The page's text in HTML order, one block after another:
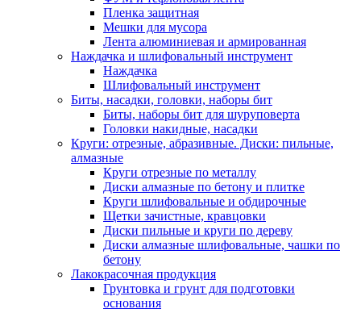
Пленка защитная
Мешки для мусора
Лента алюминиевая и армированная
Наждачка и шлифовальный инструмент
Наждачка
Шлифовальный инструмент
Биты, насадки, головки, наборы бит
Биты, наборы бит для шуруповерта
Головки накидные, насадки
Круги: отрезные, абразивные. Диски: пильные,
алмазные
Круги отрезные по металлу
Диски алмазные по бетону и плитке
Круги шлифовальные и обдирочные
Щетки зачистные, кравцовки
Диски пильные и круги по дереву
Диски алмазные шлифовальные, чашки по
бетону
Лакокрасочная продукция
Грунтовка и грунт для подготовки
основания